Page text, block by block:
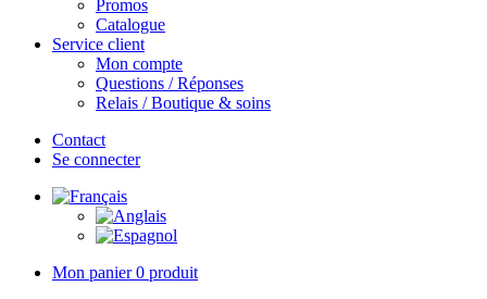
Promos
Catalogue
Service client
Mon compte
Questions / Réponses
Relais / Boutique & soins
Contact
Se connecter
Mon panier0 produit